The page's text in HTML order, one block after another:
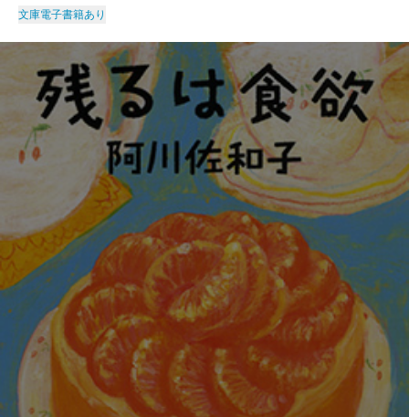
文庫電子書籍あり